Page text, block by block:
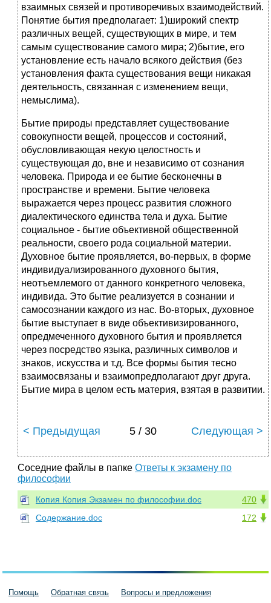
взаимных связей и противоречивых взаимодействий.
Понятие бытия предполагает: 1)широкий спектр
различных вещей, существующих в мире, и тем
самым существование самого мира; 2)бытие, его
установление есть начало всякого действия (без
установления факта существования вещи никакая
деятельность, связанная с изменением вещи,
немыслима).
Бытие природы представляет существование
совокупности вещей, процессов и состояний,
обусловливающая некую целостность и
существующая до, вне и независимо от сознания
человека. Природа и ее бытие бесконечны в
пространстве и времени. Бытие человека
выражается через процесс развития сложного
диалектического единства тела и духа. Бытие
социальное - бытие объективной общественной
реальности, своего рода социальной материи.
Духовное бытие проявляется, во-первых, в форме
индивидуализированного духовного бытия,
неотъемлемого от данного конкретного человека,
индивида. Это бытие реализуется в сознании и
самосознании каждого из нас. Во-вторых, духовное
бытие выступает в виде объективизированного,
опредмеченного духовного бытия и проявляется
через посредство языка, различных символов и
знаков, искусства и т.д. Все формы бытия тесно
взаимосвязаны и взаимопредполагают друг друга.
Бытие мира в целом есть материя, взятая в развитии.
< Предыдущая 5 / 30 Следующая >
Соседние файлы в папке Ответы к экзамену по
философии
470
Копия Копия Экзамен по философии.doc
172
Содержание.doc
Помощь Обратная связь Вопросы и предложения